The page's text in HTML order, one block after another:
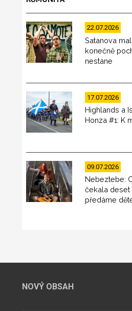
22.07.2026
Satanova
konečně
nestane
17.07.2026
Highlands a
Honza #1: K
09.07.2026
Nebeztebe:
čekala deset
předáme
NOVÝ OBSAH